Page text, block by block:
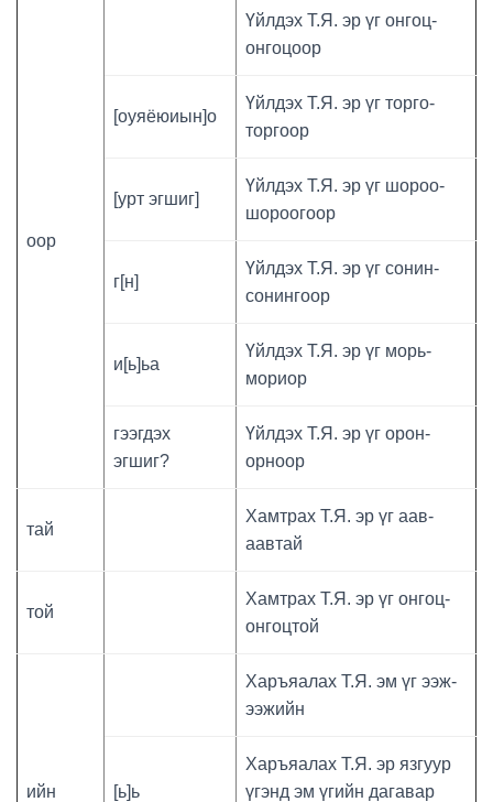
оор
Үйлдэх Т.Я. эр үг онгоц-
онгоцоор
[оуяёюиын]о
Үйлдэх Т.Я. эр үг торго-
торгоор
[урт эгшиг]
Үйлдэх Т.Я. эр үг шороо-
шороогоор
г[н]
Үйлдэх Т.Я. эр үг сонин-
сонингоор
и[ь]ьа
Үйлдэх Т.Я. эр үг морь-
мориор
гээгдэх
эгшиг?
Үйлдэх Т.Я. эр үг орон-
орноор
тай
Хамтрах Т.Я. эр үг аав-
аавтай
той
Хамтрах Т.Я. эр үг онгоц-
онгоцтой
ийн
Харъяалах Т.Я. эм үг ээж-
ээжийн
[ь]ь
Харъяалах Т.Я. эр язгуур
үгэнд эм үгийн дагавар